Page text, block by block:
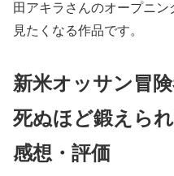
田アキラさんのオープニン
見たくなる作品です。
新米オッサン冒
死ぬほど鍛えら
感想・評価